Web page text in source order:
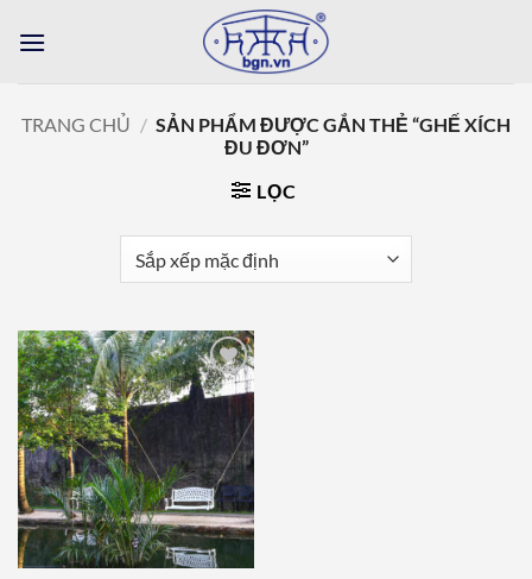
qua
TRANG CHỦ / SẢN PHẨM ĐƯỢC GẮN THẺ “GHẾ XÍCH
ĐU ĐƠN”
LỌC
Add to